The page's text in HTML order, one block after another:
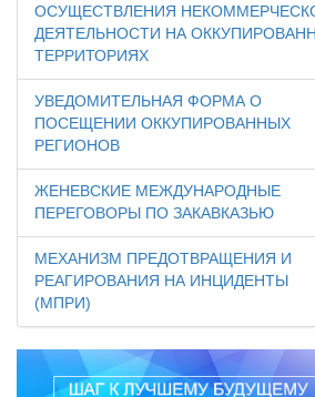
ОСУЩЕСТВЛЕНИЯ
ДЕЯТЕЛЬНОСТИ НА
ТЕРРИТОРИЯХ
УВЕДОМИТЕЛЬНАЯ ФОРМА О
ПОСЕЩЕНИИ ОККУПИРОВАННЫХ
РЕГИОНОВ
ЖЕНЕВСКИЕ МЕЖДУНАРОДНЫЕ
ПЕРЕГОВОРЫ ПО ЗАКАВКАЗЬЮ
МЕХАНИЗМ ПРЕДОТВРАЩЕНИЯ И
РЕАГИРОВАНИЯ НА ИНЦИДЕНТЫ
(МПРИ)